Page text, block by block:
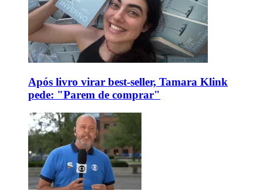
Após livro virar best-seller, Tamara Klink
pede: "Parem de comprar"